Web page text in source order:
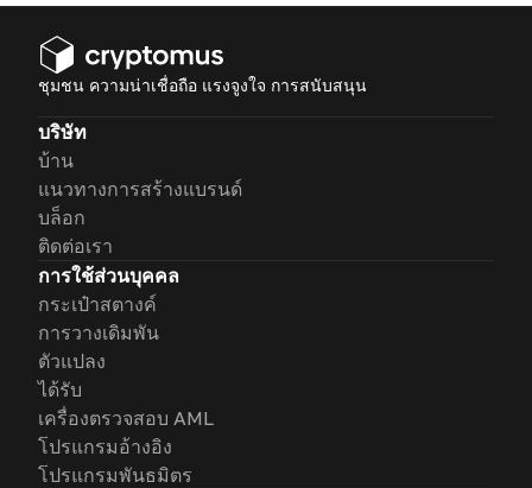
ชุมชน ความน่าเชื่อถือ แรงจูงใจ การสนับสนุน
บริษัท
บ้าน
แนวทางการสร้างแบรนด์
บล็อก
ติดต่อเรา
การใช้ส่วนบุคคล
กระเป๋าสตางค์
การวางเดิมพัน
ตัวแปลง
ได้รับ
เครื่องตรวจสอบ AML
โปรแกรมอ้างอิง
โปรแกรมพันธมิตร